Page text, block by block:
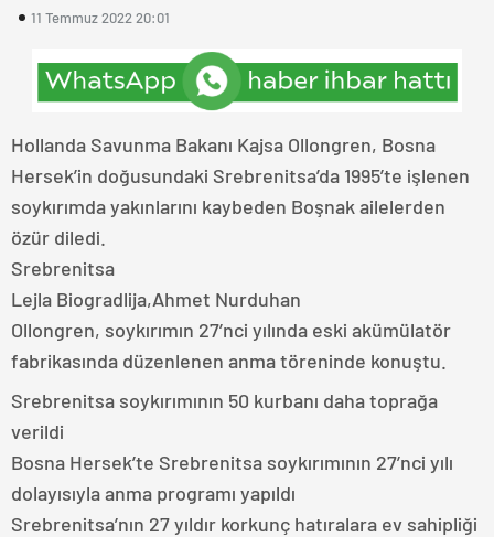
11 Temmuz 2022 20:01
Hollanda Savunma Bakanı Kajsa Ollongren, Bosna
Hersek’in doğusundaki Srebrenitsa’da 1995’te işlenen
soykırımda yakınlarını kaybeden Boşnak ailelerden
özür diledi.
Srebrenitsa
Lejla Biogradlija,Ahmet Nurduhan
Ollongren, soykırımın 27’nci yılında eski akümülatör
fabrikasında düzenlenen anma töreninde konuştu.
Srebrenitsa soykırımının 50 kurbanı daha toprağa
verildi
Bosna Hersek’te Srebrenitsa soykırımının 27’nci yılı
dolayısıyla anma programı yapıldı
Srebrenitsa’nın 27 yıldır korkunç hatıralara ev sahipliği